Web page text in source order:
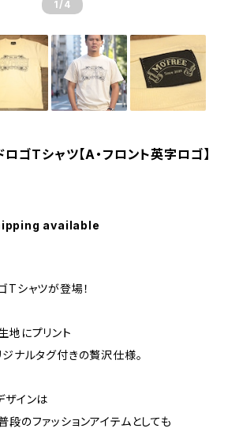
1 /4
ゴTシャツ【A・フロント英字ロゴ】
available
Tシャツが登場！
地にプリント
ジナルタグ付きの贅沢仕様。
ザインは
段のファッションアイテムとしても